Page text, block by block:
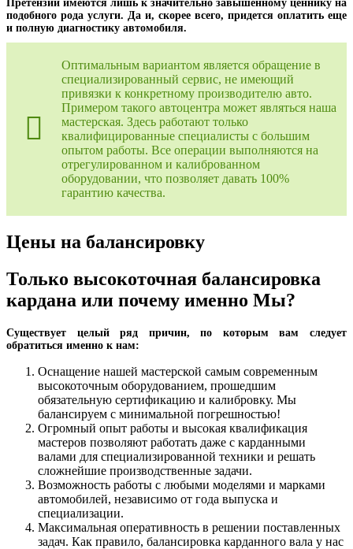
Претензии имеются лишь к значительно завышенному ценнику на
подобного рода услуги. Да и, скорее всего, придется оплатить еще
и полную диагностику автомобиля.
Оптимальным вариантом является обращение в
специализированный сервис, не имеющий
привязки к конкретному производителю авто.
Примером такого автоцентра может являться наша
мастерская. Здесь работают только
квалифицированные специалисты с большим
опытом работы. Все операции выполняются на
отрегулированном и калиброванном
оборудовании, что позволяет давать 100%
гарантию качества.
Цены на балансировку
Только высокоточная балансировка
кардана или почему именно Мы?
Существует целый ряд причин, по которым вам следует
обратиться именно к нам:
Оснащение нашей мастерской самым современным
высокоточным оборудованием, прошедшим
обязательную сертификацию и калибровку. Мы
балансируем с минимальной погрешностью!
Огромный опыт работы и высокая квалификация
мастеров позволяют работать даже с карданными
валами для специализированной техники и решать
сложнейшие производственные задачи.
Возможность работы с любыми моделями и марками
автомобилей, независимо от года выпуска и
специализации.
Максимальная оперативность в решении поставленных
задач. Как правило, балансировка карданного вала у нас